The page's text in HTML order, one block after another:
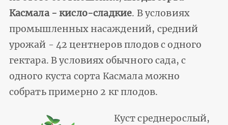
Касмала - кисло-сладкие. В условиях
промышленных насаждений, средний
урожай - 42 центнеров плодов с одного
гектара. В условиях обычного сада, с
одного куста сорта Касмала можно
собрать примерно 2 кг плодов.
Куст среднерослый,